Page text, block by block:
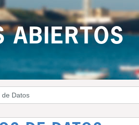
ABIERTOS
de Datos